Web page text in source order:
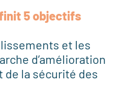
5 objectifs
et les
d’amélioration
de la sécurité des